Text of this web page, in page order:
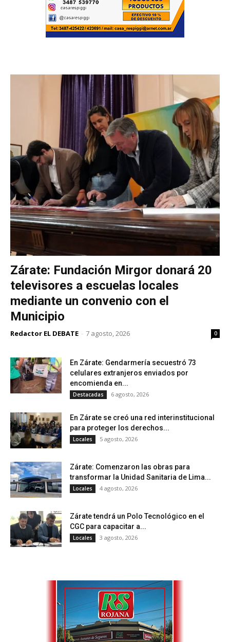
Zárate: Fundación Mirgor donará 20
televisores a escuelas locales
mediante un convenio con el
Municipio
Redactor EL DEBATE - 7 agosto, 2026 0
En Zárate: Gendarmería secuestró 73
celulares extranjeros enviados por
encomienda en...
Destacadas 6 agosto, 2026
En Zárate se creó una red interinstitucional
para proteger los derechos...
Locales 5 agosto, 2026
Zárate: Comenzaron las obras para
transformar la Unidad Sanitaria de Lima...
Locales 4 agosto, 2026
Zárate tendrá un Polo Tecnológico en el
CGC para capacitar a...
Locales 3 agosto, 2026